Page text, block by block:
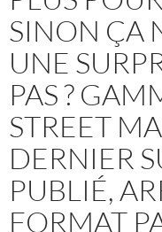
SINON ÇA
UNE
PAS ?
STREET
DERNIER
PUBLIÉ,
FORMAT